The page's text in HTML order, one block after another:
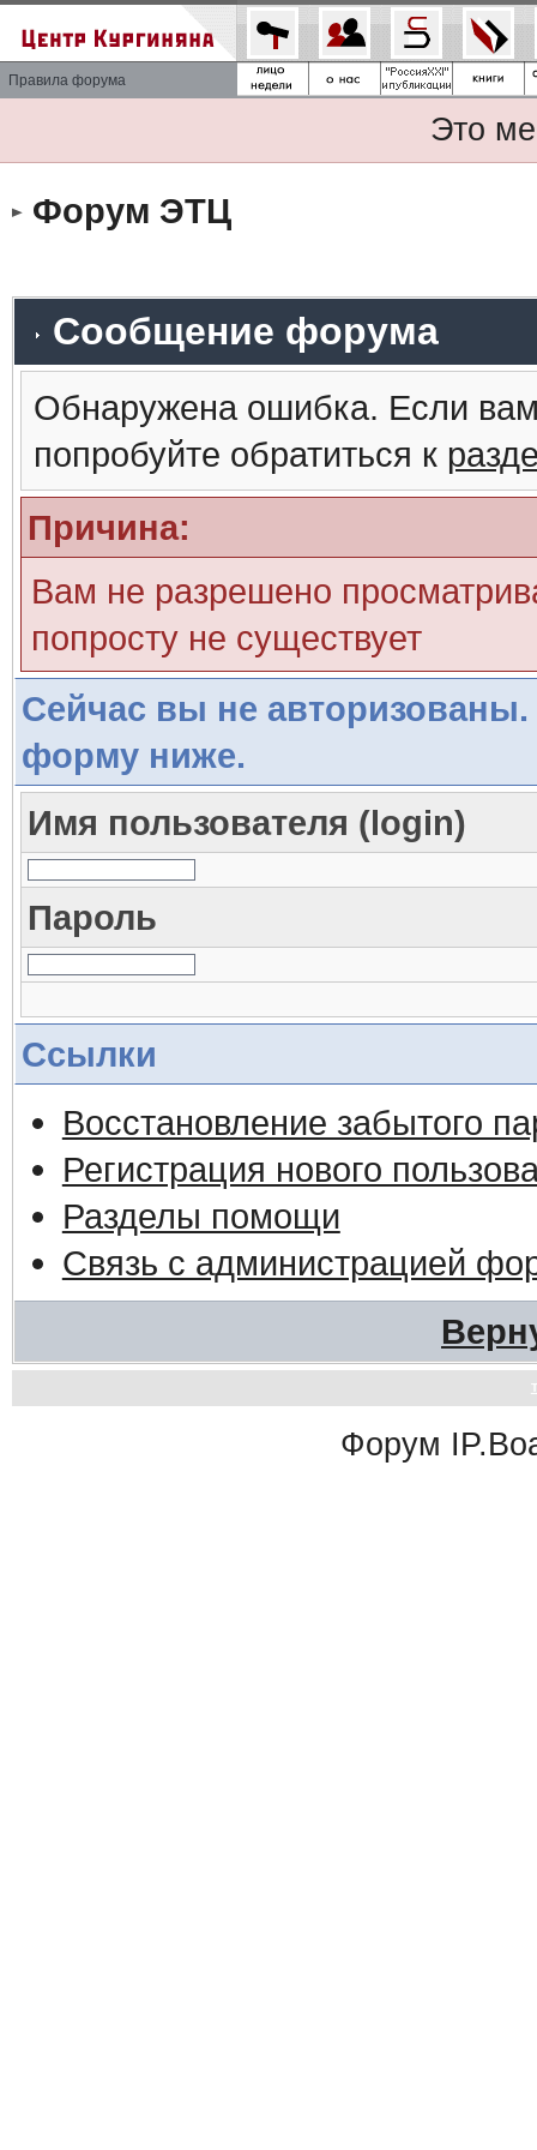
Правила форума
Это
Форум ЭТЦ
Сообщение форума
Обнаружена ошибка. Если
попробуйте обратиться к
Причина:
Вам не разрешено
попросту не существует
Сейчас вы не авторизованы.
форму ниже.
Имя пользователя (login)
Пароль
Ссылки
Восстановление забытого
Регистрация нового
Разделы помощи
Связь с администрацией
Форум